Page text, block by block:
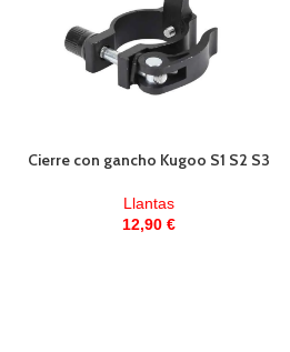
Cierre con gancho Kugoo S1 S2 S3
Llantas
12,90€